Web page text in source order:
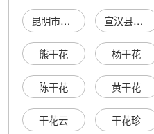
昆明市官渡区天然干花店 宣汉县洪顺植物手工干花工艺经营部
熊干花 杨干花
陈干花 黄干花
干花云 干花珍